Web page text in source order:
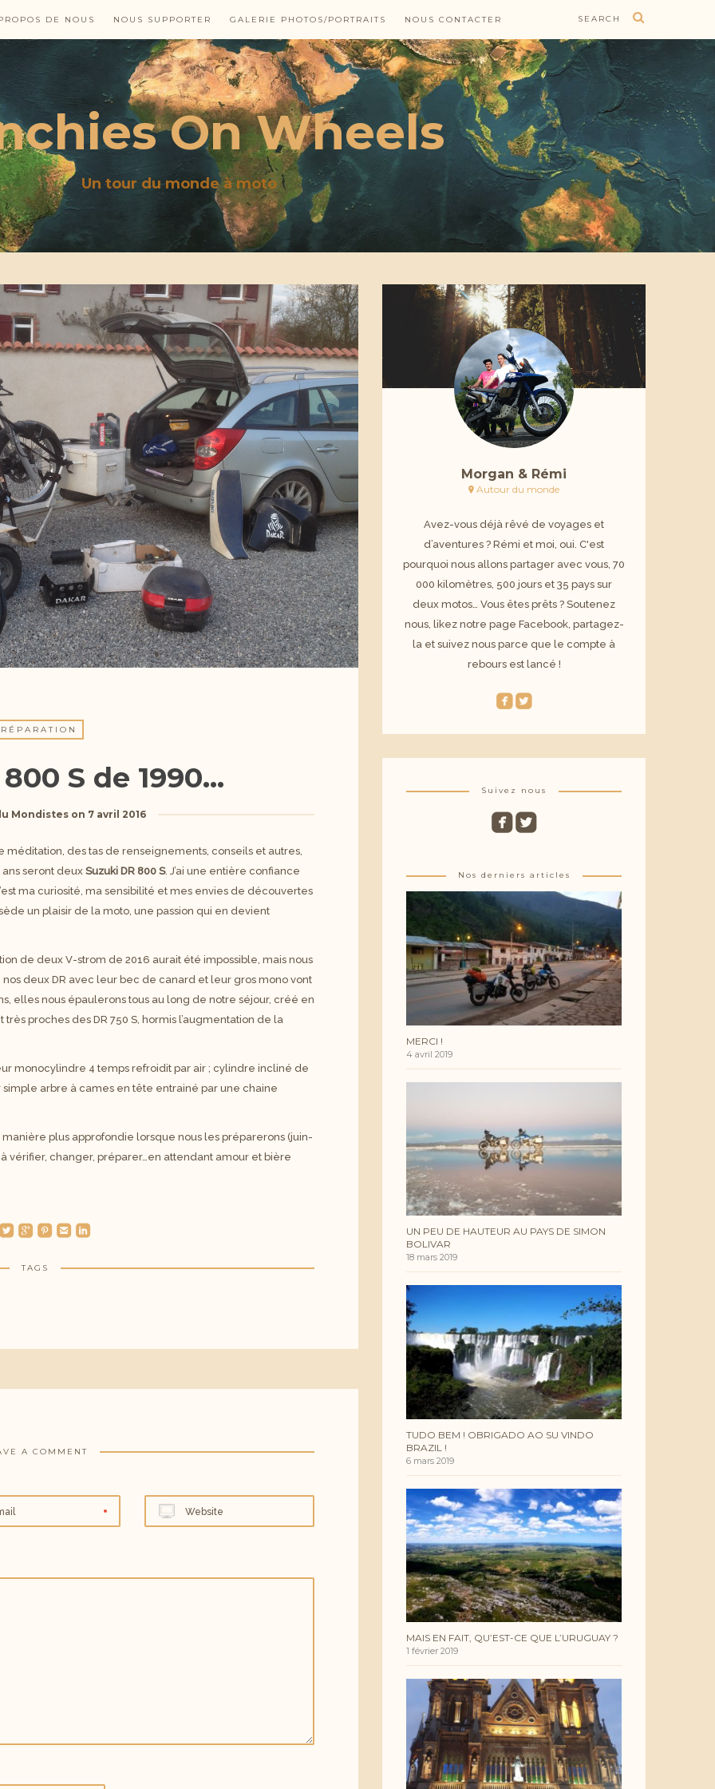
SEARCH
DE NOUS NOUS SUPPORTER GALERIE PHOTOS/PORTRAITS NOUS CONTACTER
On Wheels
Un tour du monde à moto
S de 1990…
Mondistes on 7 avril 2016
des tas de renseignements, conseils et autres,
seront deux Suzuki DR 800 S. J’ai une entière confiance
ma curiosité, ma sensibilité et mes envies de découvertes
un plaisir de la moto, une passion qui en devient
de deux V-strom de 2016 aurait été impossible, mais nous
deux DR avec leur bec de canard et leur gros mono vont
elles nous épaulerons tous au long de notre séjour, créé en
très proches des DR 750 S, hormis l’augmentation de la
monocylindre 4 temps refroidit par air ; cylindre incliné de
simple arbre à cames en tête entrainé par une chaine
plus approfondie lorsque nous les préparerons (juin-
vérifier, changer, préparer…en attendant amour et bière
roundedtwitterbird roundedgoogleplus roundedpinterest roundedemail roundedlinkedin
TAGS
A COMMENT
Website
Morgan & Rémi
Autour du monde
Avez-vous déjà rêvé de voyages et
d’aventures ? Rémi et moi, oui. C'est
pourquoi nous allons partager avec vous, 70
000 kilomètres, 500 jours et 35 pays sur
deux motos… Vous êtes prêts ? Soutenez
nous, likez notre page Facebook, partagez-
la et suivez nous parce que le compte à
rebours est lancé !
roundedfacebookroundedtwitterbird
Suivez nous
roundedfacebookroundedtwitterbird
Nos derniers articles
MERCI !
4 avril 2019
UN PEU DE HAUTEUR AU PAYS DE SIMON
BOLIVAR
18 mars 2019
TUDO BEM ! OBRIGADO AO SU VINDO
BRAZIL !
6 mars 2019
MAIS EN FAIT, QU’EST-CE QUE L’URUGUAY ?
1 février 2019